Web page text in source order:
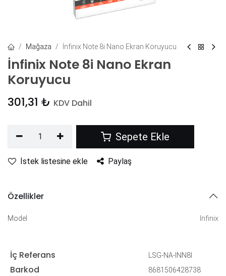
Mağaza İnfinix Note 8i Nano Ekran Koruyucu
İnfinix Note 8i Nano Ekran
Koruyucu
301,31 ₺ KDV Dahil
Sepete Ekle
İstek listesine ekle Paylaş
Özellikler
Model Infinix
İç Referans LSG-NA-INN8I
Barkod 8681506428738